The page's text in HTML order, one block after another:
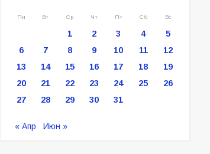
Пн Вт Ср Чт Пт Сб Вс
1 2 3 4
5
6
7 8 9 10 11
12
13
14 15 16 17 18
19
20
21 22 23 24 25
26
27
28 29 30 31
« Апр Июн »